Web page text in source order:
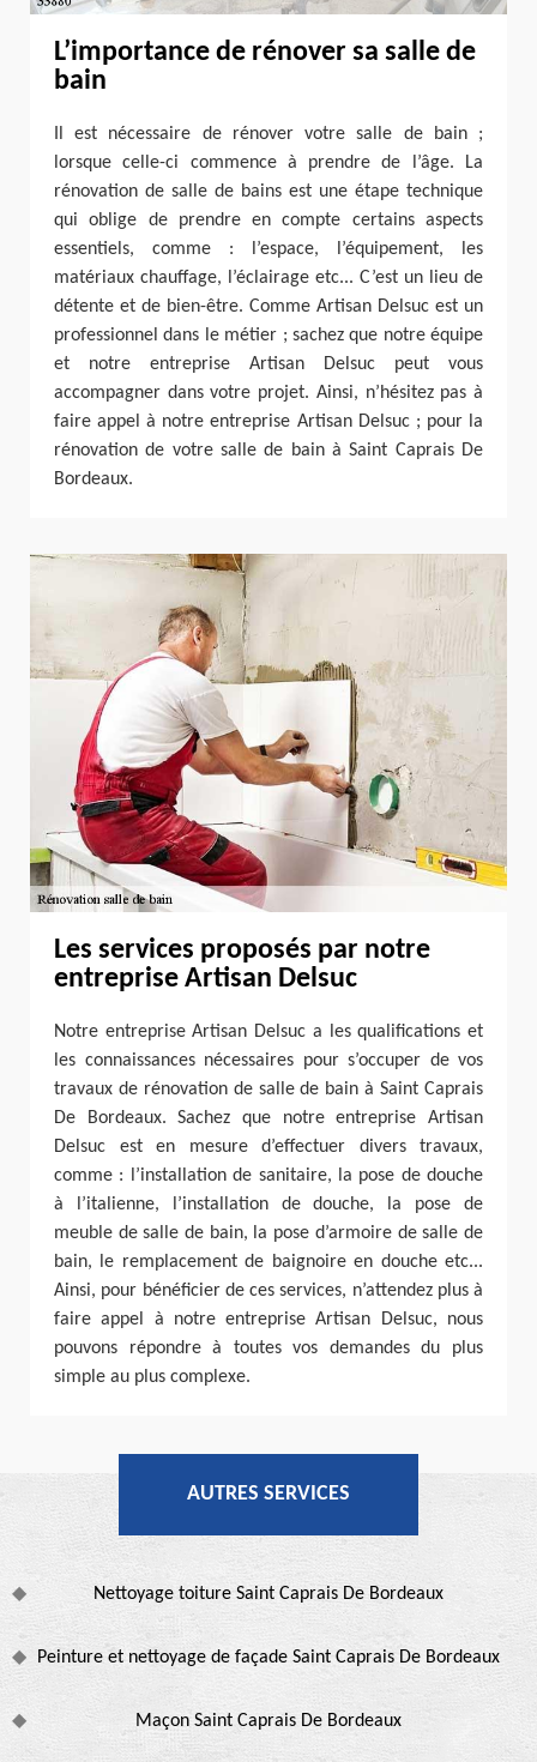
L’importance de rénover sa salle de
bain
Il est nécessaire de rénover votre salle de bain ;
lorsque celle-ci commence à prendre de l’âge. La
rénovation de salle de bains est une étape technique
qui oblige de prendre en compte certains aspects
essentiels, comme : l’espace, l’équipement, les
matériaux chauffage, l’éclairage etc... C’est un lieu de
détente et de bien-être. Comme Artisan Delsuc est un
professionnel dans le métier ; sachez que notre équipe
et notre entreprise Artisan Delsuc peut vous
accompagner dans votre projet. Ainsi, n’hésitez pas à
faire appel à notre entreprise Artisan Delsuc ; pour la
rénovation de votre salle de bain à Saint Caprais De
Bordeaux.
Les services proposés par notre
entreprise Artisan Delsuc
Notre entreprise Artisan Delsuc a les qualifications et
les connaissances nécessaires pour s’occuper de vos
travaux de rénovation de salle de bain à Saint Caprais
De Bordeaux. Sachez que notre entreprise Artisan
Delsuc est en mesure d’effectuer divers travaux,
comme : l’installation de sanitaire, la pose de douche
à l’italienne, l’installation de douche, la pose de
meuble de salle de bain, la pose d’armoire de salle de
bain, le remplacement de baignoire en douche etc...
Ainsi, pour bénéficier de ces services, n’attendez plus à
faire appel à notre entreprise Artisan Delsuc, nous
pouvons répondre à toutes vos demandes du plus
simple au plus complexe.
AUTRES SERVICES
Nettoyage toiture Saint Caprais De Bordeaux
Peinture et nettoyage de façade Saint Caprais De Bordeaux
Maçon Saint Caprais De Bordeaux